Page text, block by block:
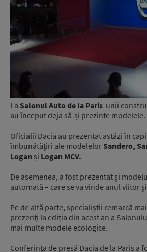
La Salonul Auto de la Paris unii
au început deja să-și prezinte modelele.
Oficialii Dacia au prezentat astăzi în
îmbunătățiri ale modelelor Sandero,
Logan și Logan MCV.
De asemenea, a fost prezentat și
automată – care se va vinde anul viitor
Pe de altă parte, specialiștii remarcă
prezenți la ediția din acest an a
mai multe modele ecologice.
Conferința de presă Dacia de la Paris a